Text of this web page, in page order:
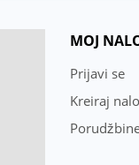
MOJ
Prijavi se
Kreiraj